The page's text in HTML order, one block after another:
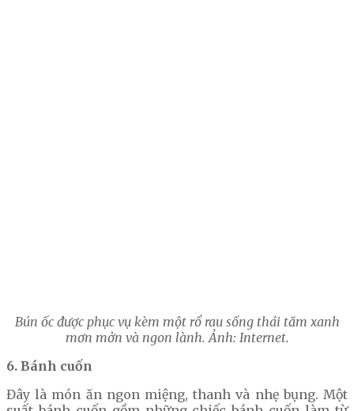
Bún ốc được phục vụ kèm một rổ rau sống thái tăm xanh
mơn mởn và ngon lành. Ảnh: Internet.
6. Bánh cuốn
Đây là món ăn ngon miệng, thanh và nhẹ bụng. Một